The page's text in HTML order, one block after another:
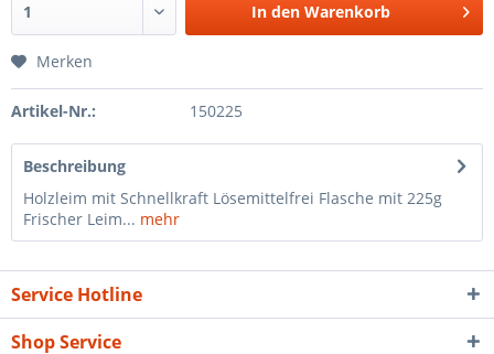
In den Warenkorb
Merken
Artikel-Nr.: 150225
Beschreibung
Holzleim mit Schnellkraft Lösemittelfrei Flasche mit 225g
Frischer Leim... mehr
Service Hotline
Shop Service